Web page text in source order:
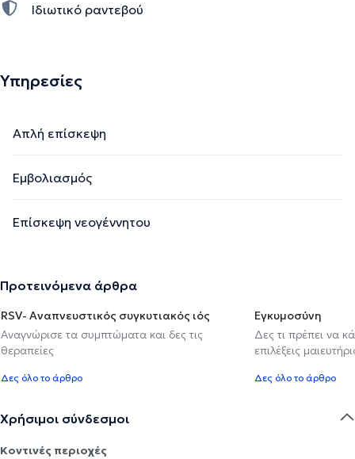
Ιδιωτικό ραντεβού
Υπηρεσίες
Απλή επίσκεψη
Εμβολιασμός
Επίσκεψη νεογέννητου
Προτεινόμενα άρθρα
RSV- Αναπνευστικός συγκυτιακός ιός
Αναγνώρισε τα συμπτώματα και δες τις
θεραπείες
Δες όλο το άρθρο
Εγκυμοσύνη
Δες τι πρέπει να
επιλέξεις
Δες όλο το άρθρο
Χρήσιμοι σύνδεσμοι
Κοντινές περιοχές